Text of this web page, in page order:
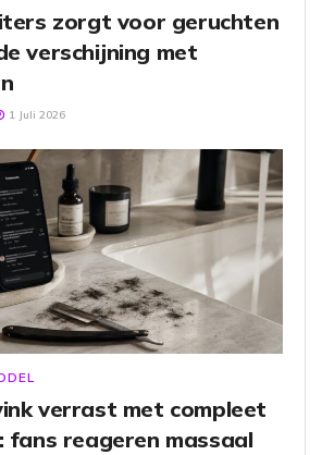
zorgt voor geruchten
verschijning met
1 Juli 2026
verrast met compleet
fans reageren massaal